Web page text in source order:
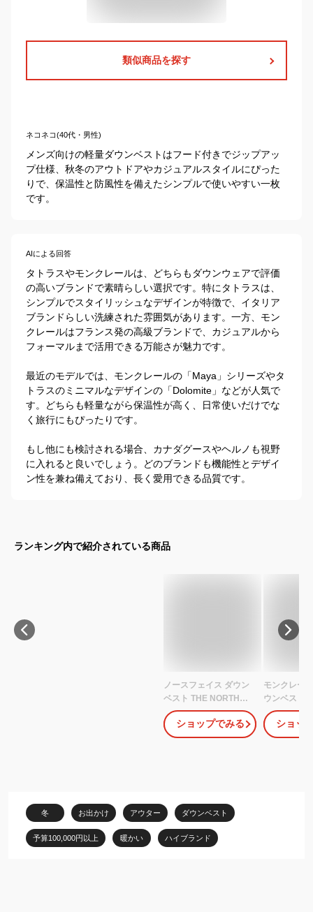
類似商品を探す
ネコネコ(40代・男性)
メンズ向けの軽量ダウンベストはフード付きでジップアッ
プ仕様、秋冬のアウトドアやカジュアルスタイルにぴった
りで、保温性と防風性を備えたシンプルで使いやすい一枚
です。
AIによる回答
タトラスやモンクレールは、どちらもダウンウェアで評価
の高いブランドで素晴らしい選択です。特にタトラスは、
シンプルでスタイリッシュなデザインが特徴で、イタリア
ブランドらしい洗練された雰囲気があります。一方、モン
クレールはフランス発の高級ブランドで、カジュアルから
フォーマルまで活用できる万能さが魅力です。
最近のモデルでは、モンクレールの「Maya」シリーズやタ
トラスのミニマルなデザインの「Dolomite」などが人気で
す。どちらも軽量ながら保温性が高く、日常使いだけでな
く旅行にもぴったりです。
もし他にも検討される場合、カナダグースやヘルノも視野
に入れると良いでしょう。どのブランドも機能性とデザイ
ン性を兼ね備えており、長く愛用できる品質です。
ランキング内で紹介されている商品
ノースフェイス ダウン
ベスト THE NORTH
FACE ヌプシ ダウンジ
ャケット アウター メン
ズ レディース ブランド
ショップでみる
モンクレー
ウンベスト
ズ アウター
ド 大きいサ
ック
ショッ
冬 お出かけ アウター ダウンベスト
予算100,000円以上 暖かい ハイブランド